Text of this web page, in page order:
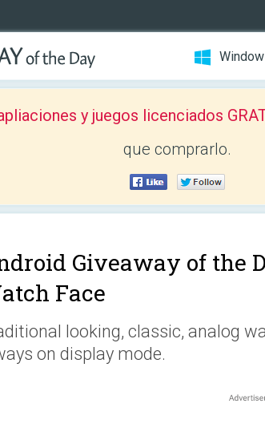
y juegos licenciados
que comprarlo.
Giveaway of the
Face
looking, classic, analog
on display mode.